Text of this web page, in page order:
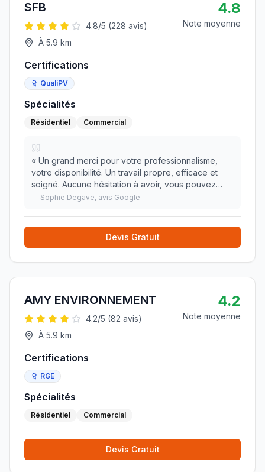
SFB
4.8/5 (228 avis)
À 5.9 km
4.8
Note moyenne
Certifications
QualiPV
Spécialités
Résidentiel Commercial
« Un grand merci pour votre professionnalisme,
votre disponibilité. Un travail propre, efficace et
soigné. Aucune hésitation à avoir, vous pouvez
vous laisser guider les yeux fermés ! Je
— Sophie Degave, avis Google
Devis Gratuit
AMY ENVIRONNEMENT
4.2/5 (82 avis)
À 5.9 km
4.2
Note moyenne
Certifications
RGE
Spécialités
Résidentiel Commercial
Devis Gratuit